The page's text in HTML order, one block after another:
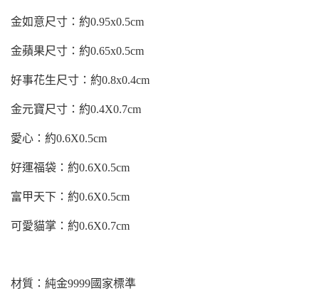
金如意尺寸：約0.95x0.5cm
金蘋果尺寸：約0.65x0.5cm
好事花生尺寸：約0.8x0.4cm
金元寶尺寸：約0.4X0.7cm
愛心：約0.6X0.5cm
好運福袋：約0.6X0.5cm
富甲天下：約0.6X0.5cm
可愛貓掌：約0.6X0.7cm
材質：純金9999國家標準